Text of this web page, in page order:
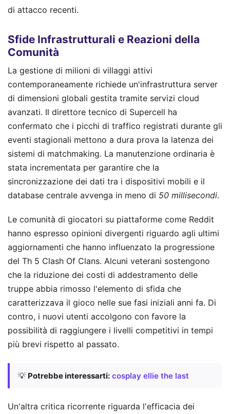
di attacco recenti.
Sfide Infrastrutturali e Reazioni della
Comunità
La gestione di milioni di villaggi attivi
contemporaneamente richiede un'infrastruttura server
di dimensioni globali gestita tramite servizi cloud
avanzati. Il direttore tecnico di Supercell ha
confermato che i picchi di traffico registrati durante gli
eventi stagionali mettono a dura prova la latenza dei
sistemi di matchmaking. La manutenzione ordinaria è
stata incrementata per garantire che la
sincronizzazione dei dati tra i dispositivi mobili e il
database centrale avvenga in meno di 50 millisecondi.
Le comunità di giocatori su piattaforme come Reddit
hanno espresso opinioni divergenti riguardo agli ultimi
aggiornamenti che hanno influenzato la progressione
del Th 5 Clash Of Clans. Alcuni veterani sostengono
che la riduzione dei costi di addestramento delle
truppe abbia rimosso l'elemento di sfida che
caratterizzava il gioco nelle sue fasi iniziali anni fa. Di
contro, i nuovi utenti accolgono con favore la
possibilità di raggiungere i livelli competitivi in tempi
più brevi rispetto al passato.
💡 Potrebbe interessarti: cosplay ellie the last
Un'altra critica ricorrente riguarda l'efficacia dei